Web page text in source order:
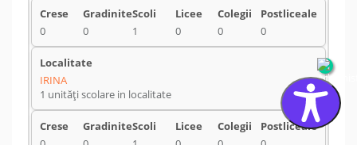
0 0 1 0 0 0
IRINA
1 unități scolare in localitate